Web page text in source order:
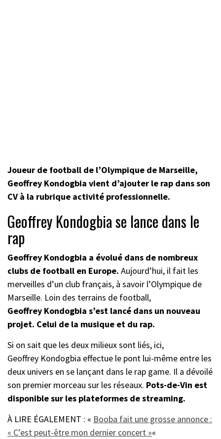
Joueur de football de l’Olympique de Marseille,
Geoffrey Kondogbia vient d’ajouter le rap dans son
CV à la rubrique activité professionnelle.
Geoffrey Kondogbia se lance dans le
rap
Geoffrey Kondogbia a évolué dans de nombreux
clubs de football en Europe. Aujourd’hui, il fait les
merveilles d’un club français, à savoir l’Olympique de
Marseille. Loin des terrains de football,
Geoffrey Kondogbia s’est lancé dans un nouveau
projet. Celui de la musique et du rap.
Si on sait que les deux milieux sont liés, ici,
Geoffrey Kondogbia effectue le pont lui-même entre les
deux univers en se lançant dans le rap game. Il a dévoilé
son premier morceau sur les réseaux. Pots-de-Vin est
disponible sur les plateformes de streaming.
À LIRE ÉGALEMENT : « Booba fait une grosse annonce :
« C’est peut-être mon dernier concert »«